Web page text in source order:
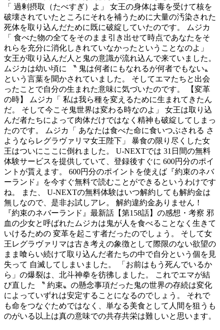
「 過剰摂取（たべすぎ）よ」 女王の身体は毒を受けて核を
破壊されていたところにそれを補うために大量の汚染された
死体を取り込んだために既に破綻していたのです。 ムジカ
「 食べた物の全てをそのまま引き出せて時点であなたをそ
れらを充分に消化しきれていなかったということなのよ」
女王が取り込んだ人と鬼の意識が流れ込んで来ていました。
ムジカは幼い頃に 〝 鬼は何者にもなれるが何者でもない〟
という言葉を聞かされていました。 そしてエマたちと出会
ったことで自分の生まれた意味に気づいたのです。 【変革
の時】 ムジカ「 私は我ら種を変えるために生まれてきたん
だ。 そして今こそ鬼世界は変わる時なのよ」 女王は取り込
んだ者たちによって肉体だけではなく精神も破綻してしまっ
たのです。 ムジカ「 あなたは食べた命に食いつぶされる さ
ようならレグラヴァリマ女王陛下」 暴食の限り尽くした女
王はついにここに倒れました。 U-NEXTでは 31日間の無料
体験サービスを提供していて、登録後すぐに 600円分のポイ
ントが貰えます。 600円分のポイントを使えば『約束のネバ
ーランド』を今すぐ無料で読むことができるというわけです
ね。 また、 U-NEXTの無料体験はいつ解約しても解約金は
無しなので、是非お試しアレ。 解約違約金ありません！
『約束のネバーランド』最新話【第158話】の感想・考察 邪
血の少女と呼ばれたムジカは鬼が人を食べることなく生きて
いけるための 変革を起こす者だったのでしょう。 そして女
王レグラヴァリマは古き考えの象徴として際限のない欲望の
まま喰らい続けて取り込んだ者たちの中で自分という個を見
失って 自滅してしまいました。 「お前はもう死んでいるか
ら」の爆裂は、北斗神拳を彷彿しました。 これでエマが結
び直した 〝 約束〟の懸念事項だった鬼の世界の存続は変化
によっていずれは安定することになるのでしょう。 それで
も命をつなぐためではなく、単なる美食として人間を狙うも
のがいる以上は真の意味での共存共栄は難しいと思います。